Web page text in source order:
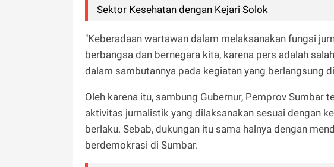
Sektor Kesehatan dengan Kejari Solok
"Keberadaan wartawan dalam melaksanakan fungsi
berbangsa dan bernegara kita, karena pers adalah
dalam sambutannya pada kegiatan yang berlangsung
Oleh karena itu, sambung Gubernur, Pemprov
aktivitas jurnalistik yang dilaksanakan sesuai dengan
berlaku. Sebab, dukungan itu sama halnya dengan
berdemokrasi di Sumbar.